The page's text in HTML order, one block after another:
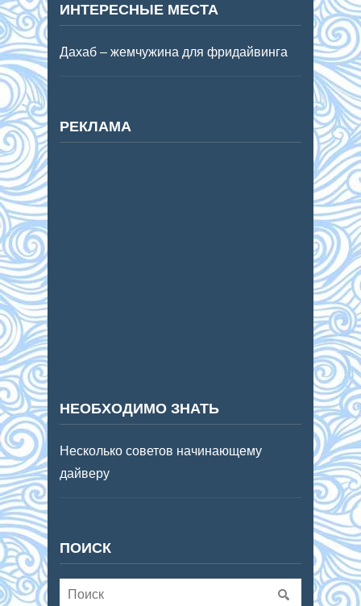
ИНТЕРЕСНЫЕ МЕСТА
Дахаб – жемчужина для фридайвинга
РЕКЛАМА
НЕОБХОДИМО ЗНАТЬ
Несколько советов начинающему
дайверу
ПОИСК